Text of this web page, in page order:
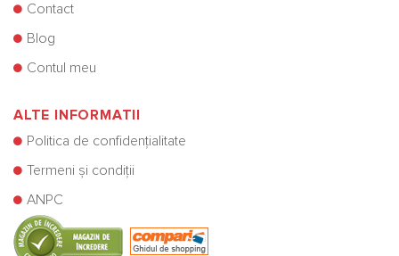
Contact
Blog
Contul meu
ALTE INFORMATII
Politica de confidențialitate
Termeni și condiții
ANPC